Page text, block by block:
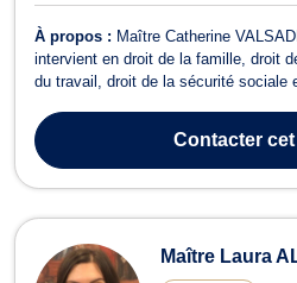
À propos : Maître Catherine
intervient en droit de la famille, droit
du travail, droit de la sécurité sociale
dossiers relevant du divorce à
constituti...
Contactercet
Maître Laura